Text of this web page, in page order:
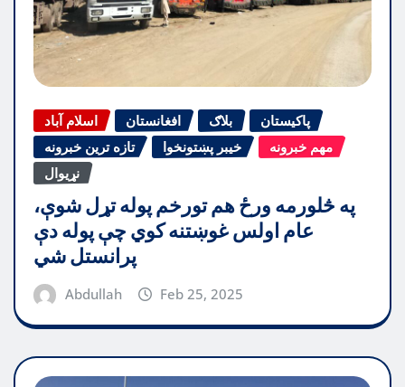
اسلام آباد افغانستان بلاګ
پاکیستان
تازه ترین خبرونه
خیبر پښتونخوا
مهم خبرونه
نړیوال
په څلورمه ورځ هم تورخم پوله تړل شوې،
عام اولس غوښتنه کوي چې پوله دې
پرانستل شي
Abdullah Feb 25, 2025